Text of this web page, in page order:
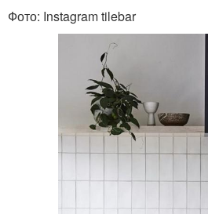
Фото: Instagram tilebar